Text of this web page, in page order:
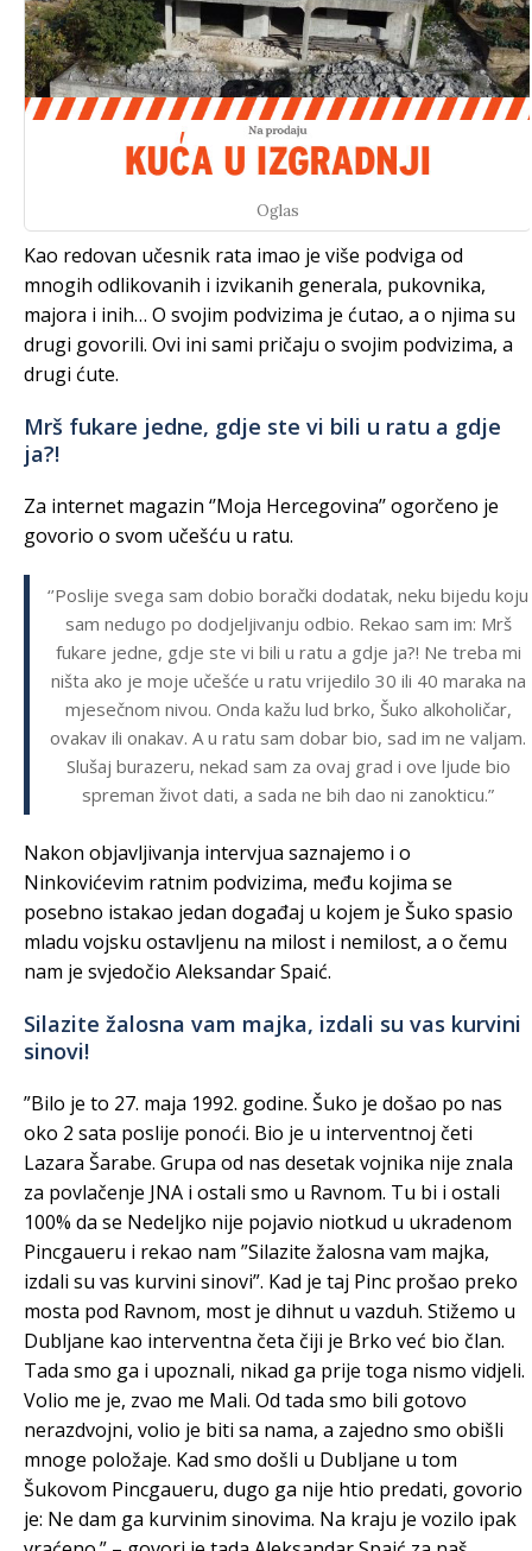
Oglas
Kao redovan učesnik rata imao je više podviga od
mnogih odlikovanih i izvikanih generala, pukovnika,
majora i inih… O svojim podvizima je ćutao, a o njima su
drugi govorili. Ovi ini sami pričaju o svojim podvizima, a
drugi ćute.
Mrš fukare jedne, gdje ste vi bili u ratu a gdje
ja?!
Za internet magazin ‘’Moja Hercegovina’’ ogorčeno je
govorio o svom učešću u ratu.
‘’Poslije svega sam dobio borački dodatak, neku bijedu koju
sam nedugo po dodjeljivanju odbio. Rekao sam im: Mrš
fukare jedne, gdje ste vi bili u ratu a gdje ja?! Ne treba mi
ništa ako je moje učešće u ratu vrijedilo 30 ili 40 maraka na
mjesečnom nivou. Onda kažu lud brko, Šuko alkoholičar,
ovakav ili onakav. A u ratu sam dobar bio, sad im ne valjam.
Slušaj burazeru, nekad sam za ovaj grad i ove ljude bio
spreman život dati, a sada ne bih dao ni zanokticu.”
Nakon objavljivanja intervjua saznajemo i o
Ninkovićevim ratnim podvizima, među kojima se
posebno istakao jedan događaj u kojem je Šuko spasio
mladu vojsku ostavljenu na milost i nemilost, a o čemu
nam je svjedočio Aleksandar Spaić.
Silazite žalosna vam majka, izdali su vas kurvini
sinovi!
”Bilo je to 27. maja 1992. godine. Šuko je došao po nas
oko 2 sata poslije ponoći. Bio je u interventnoj četi
Lazara Šarabe. Grupa od nas desetak vojnika nije znala
za povlačenje JNA i ostali smo u Ravnom. Tu bi i ostali
100% da se Nedeljko nije pojavio niotkud u ukradenom
Pincgaueru i rekao nam ”Silazite žalosna vam majka,
izdali su vas kurvini sinovi”. Kad je taj Pinc prošao preko
mosta pod Ravnom, most je dihnut u vazduh. Stižemo u
Dubljane kao interventna četa čiji je Brko već bio član.
Tada smo ga i upoznali, nikad ga prije toga nismo vidjeli.
Volio me je, zvao me Mali. Od tada smo bili gotovo
nerazdvojni, volio je biti sa nama, a zajedno smo obišli
mnoge položaje. Kad smo došli u Dubljane u tom
Šukovom Pincgaueru, dugo ga nije htio predati, govorio
je: Ne dam ga kurvinim sinovima. Na kraju je vozilo ipak